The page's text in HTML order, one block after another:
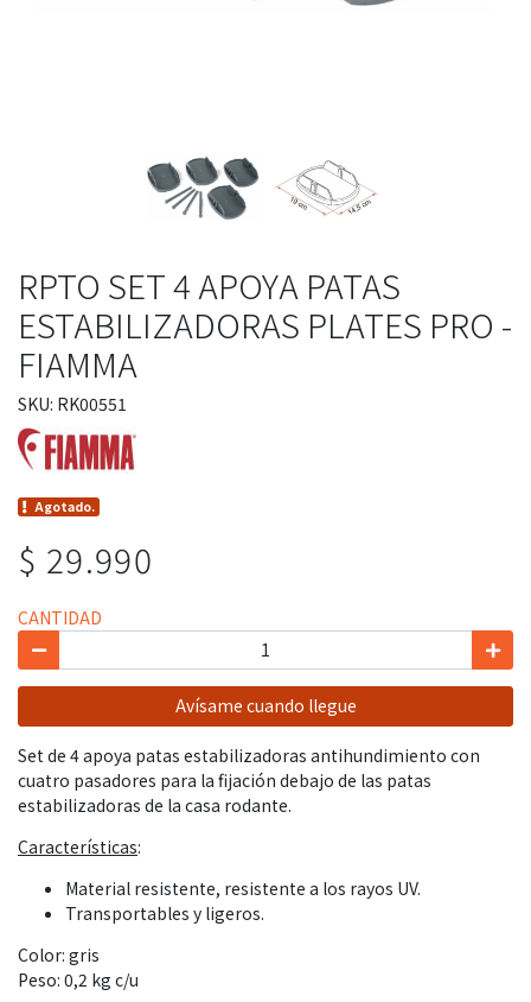
RPTO SET 4 APOYA PATAS
ESTABILIZADORAS PLATES PRO -
FIAMMA
SKU: RK00551
Agotado.
$ 29.990
CANTIDAD
Avísame cuando llegue
Set de 4 apoya patas estabilizadoras antihundimiento con
cuatro pasadores para la fijación debajo de las patas
estabilizadoras de la casa rodante.
Características:
Material resistente, resistente a los rayos UV.
Transportables y ligeros.
Color: gris
Peso: 0,2 kg c/u